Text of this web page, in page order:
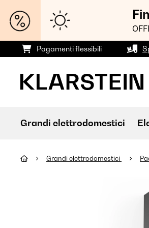
Pagamenti flessibili
Grandi elettrodomestici
Grandi elettrodomestici